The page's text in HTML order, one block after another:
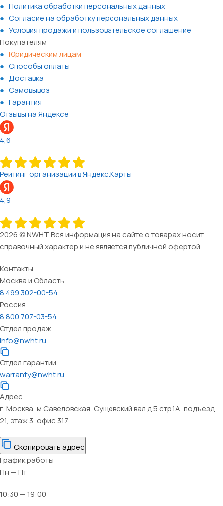
Политика обработки персональных данных
Согласие на обработку персональных данных
Условия продажи и пользовательское соглашение
Покупателям
Юридическим лицам
Способы оплаты
Доставка
Самовывоз
Гарантия
Отзывы на Яндексе
4,6
Рейтинг организации в Яндекс.Карты
4,9
2026 © NWHT Вся информация на сайте о товарах носит
справочный характер и не является публичной офертой.
Контакты
Москва и Область
8 499 302-00-54
Россия
8 800 707-03-54
Отдел продаж
info@nwht.ru
Отдел гарантии
warranty@nwht.ru
Адрес
г. Москва, м.Савеловская, Сущевский вал д.5 стр.1А, подъезд
21, этаж 3, офис 317
Скопировать адрес
График работы
Пн — Пт
10:30 — 19:00